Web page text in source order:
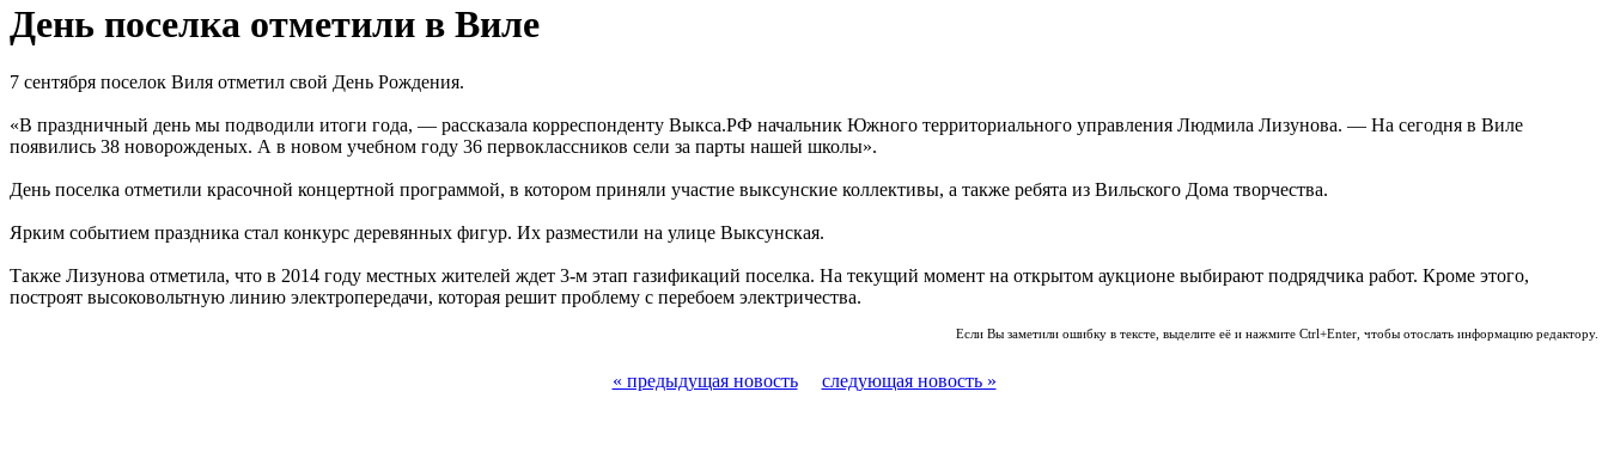
День поселка отметили в Виле
7 сентября поселок Виля отметил свой День Рождения.
«В праздничный день мы подводили итоги года, — рассказала корреспонденту Выкса.РФ начальник Южного территориального управления Людмила Лизунова. — На сегодня в Виле
появились 38 новорожденых. А в новом учебном году 36 первоклассников сели за парты нашей школы».
День поселка отметили красочной концертной программой, в котором приняли участие выксунские коллективы, а также ребята из Вильского Дома творчества.
Ярким событием праздника стал конкурс деревянных фигур. Их разместили на улице Выксунская.
Также Лизунова отметила, что в 2014 году местных жителей ждет 3-м этап газификаций поселка. На текущий момент на открытом аукционе выбирают подрядчика работ. Кроме этого,
построят высоковольтную линию электропередачи, которая решит проблему с перебоем электричества.
Если Вы заметили ошибку в тексте, выделите её и нажмите Ctrl+Enter, чтобы отослать информацию редактору.
« предыдущая новость следующая новость »